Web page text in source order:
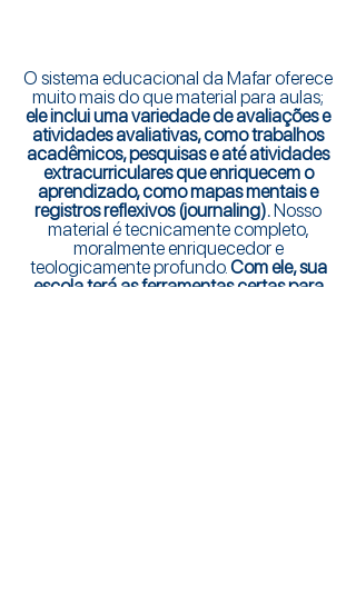
O sistema educacional da Mafar oferece
muito mais do que material para aulas;
ele inclui uma variedade de avaliações e
atividades avaliativas, como trabalhos
acadêmicos, pesquisas e até atividades
extracurriculares que enriquecem o
aprendizado, como mapas mentais e
registros reflexivos (journaling).Nosso
material é tecnicamente completo,
moralmente enriquecedor e
teologicamente profundo.Com ele, sua
escola terá as ferramentas certas para